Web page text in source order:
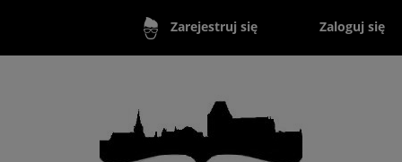
Zarejestruj się Zaloguj się